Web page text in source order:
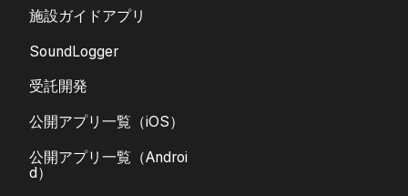
施設ガイドアプリ
SoundLogger
受託開発
公開アプリ一覧（iOS）
公開アプリ一覧（Androi
d）